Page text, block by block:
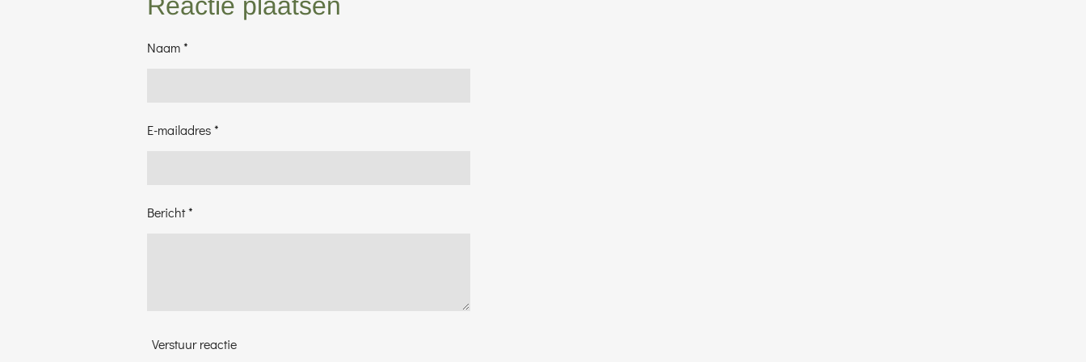
n
e
Naam *
E-mailadres *
Bericht *
Verstuur reactie